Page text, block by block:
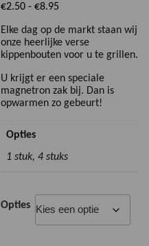
€2.50 - €8.95
tot
€8.95
Elke dag op de markt staan wij
onze heerlijke verse
kippenbouten voor u te grillen.
U krijgt er een speciale
magnetron zak bij. Dan is
opwarmen zo gebeurt!
Opties
1 stuk, 4 stuks
Opties